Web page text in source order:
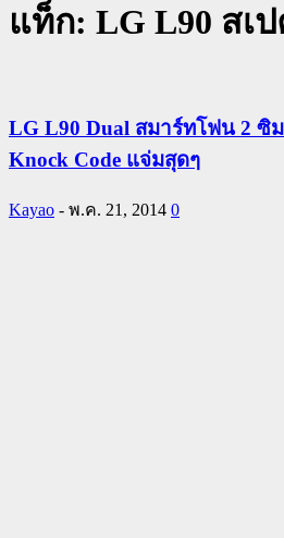
แท็ก: LG L90 สเ
LG L90 Dual สมาร์ทโฟน 2 ซิ
Knock Code แจ่มสุดๆ
Kayao - พ.ค. 21, 2014 0